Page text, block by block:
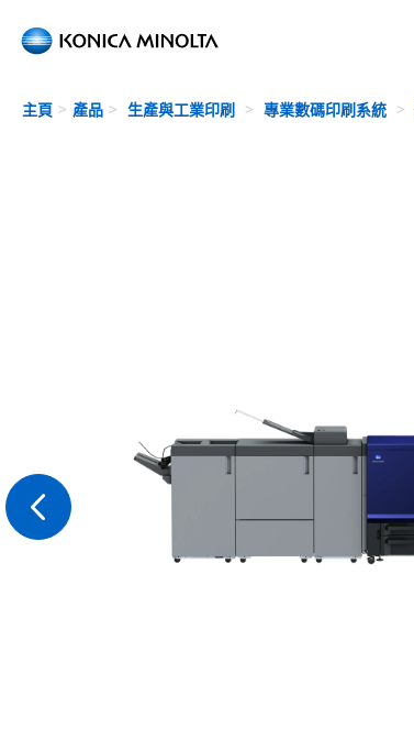
Skip to main content
主頁 產品 生產與工業印刷 專業數碼印刷系統